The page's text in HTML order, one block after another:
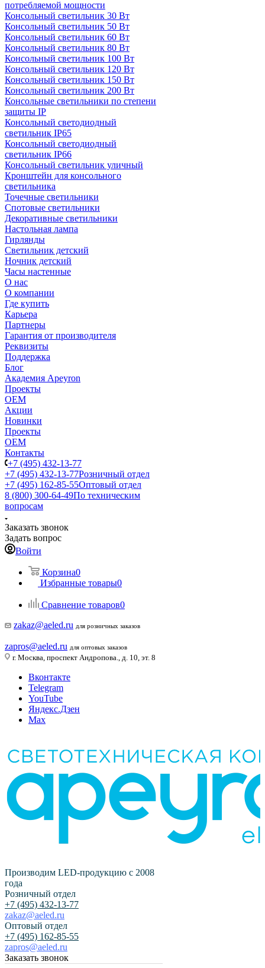
потребляемой мощности
Консольный светильник 30 Вт
Консольный светильник 50 Вт
Консольный светильник 60 Вт
Консольный светильник 80 Вт
Консольный светильник 100 Вт
Консольный светильник 120 Вт
Консольный светильник 150 Вт
Консольный светильник 200 Вт
Консольные светильники по степени
защиты IP
Консольный светодиодный
светильник IP65
Консольный светодиодный
светильник IP66
Консольный светильник уличный
Кронштейн для консольного
светильника
Точечные светильники
Спотовые светильники
Декоративные светильники
Настольная лампа
Гирлянды
Светильник детский
Ночник детский
Часы настенные
О нас
О компании
Где купить
Карьера
Партнеры
Гарантия от производителя
Реквизиты
Поддержка
Блог
Академия Apeyron
Проекты
ОЕМ
Акции
Новинки
Проекты
ОЕМ
Контакты
+7 (495) 432-13-77
+7 (495) 432-13-77Розничный отдел
+7 (495) 162-85-55Оптовый отдел
8 (800) 300-64-49По техническим
вопросам
Заказать звонок
Задать вопрос
Войти
Корзина0
Избранные товары0
Сравнение товаров0
zakaz@aeled.ru для розничных заказов
zapros@aeled.ru для оптовых заказов
г. Москва, проспект Андропова., д. 10, эт. 8
Вконтакте
Telegram
YouTube
Яндекс.Дзен
Max
Производим LED-продукцию с 2008
года
Розничный отдел
+7 (495) 432-13-77
zakaz@aeled.ru
Оптовый отдел
+7 (495) 162-85-55
zapros@aeled.ru
Заказать звонок